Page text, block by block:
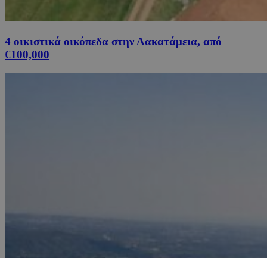
4 οικιστικά οικόπεδα στην Λακατάμεια, από
€100,000